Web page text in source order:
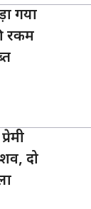
गया
रकम
दो